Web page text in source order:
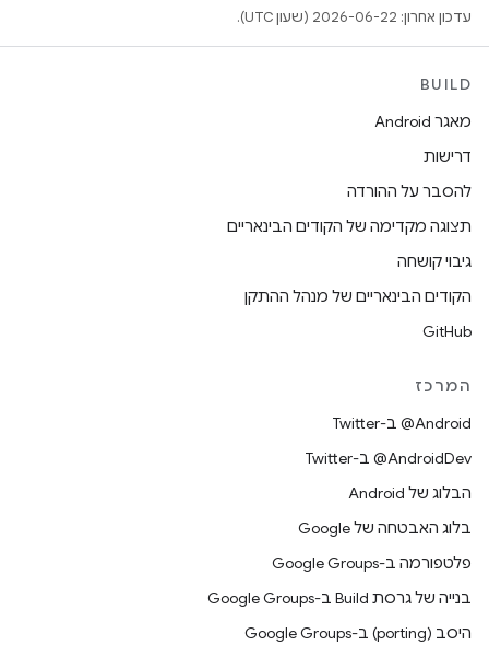
עדכון אחרון: 2026-06-22 (שעון UTC).
BUILD
מאגר Android
דרישות
להסבר על ההורדה
תצוגה מקדימה של הקודים הבינאריים
גיבוי קושחה
הקודים הבינאריים של מנהל ההתקן
GitHub
המרכז
‎@Android ב-Twitter
‎@AndroidDev ב-Twitter
הבלוג של Android
בלוג האבטחה של Google
פלטפורמה ב-Google Groups
בנייה של גרסת Build ב-Google Groups
היסב (porting) ב-Google Groups